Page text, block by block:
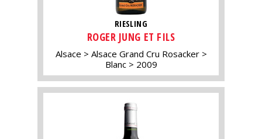
RIESLING
ROGER JUNG ET FILS
Alsace
Alsace Grand Cru Rosacker
Blanc
2009